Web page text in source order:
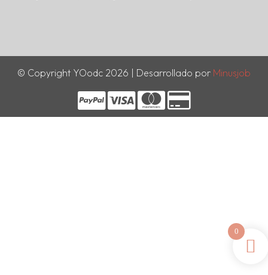
© Copyright YOodc 2026 | Desarrollado por Minusjob
0